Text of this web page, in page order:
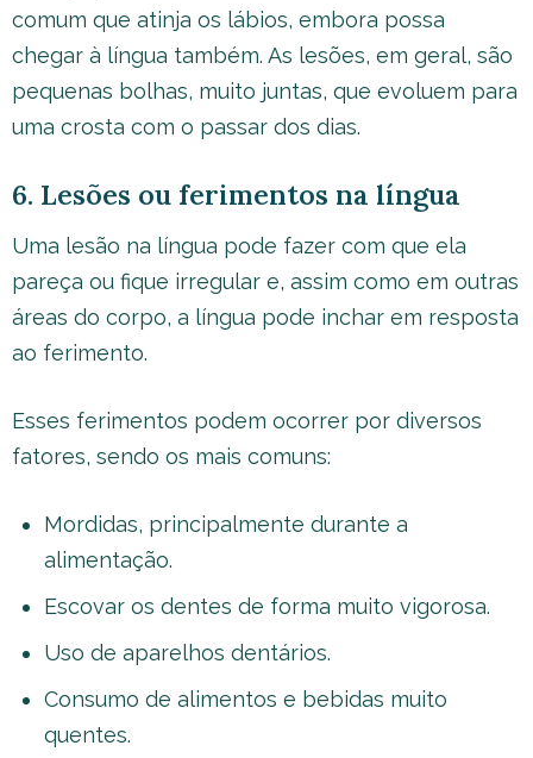
comum que atinja os lábios, embora possa
chegar à língua também. As lesões, em geral, são
pequenas bolhas, muito juntas, que evoluem para
uma crosta com o passar dos dias.
6. Lesões ou ferimentos na língua
Uma lesão na língua pode fazer com que ela
pareça ou fique irregular e, assim como em outras
áreas do corpo, a língua pode inchar em resposta
ao ferimento.
Esses ferimentos podem ocorrer por diversos
fatores, sendo os mais comuns:
Mordidas, principalmente durante a
alimentação.
Escovar os dentes de forma muito vigorosa.
Uso de aparelhos dentários.
Consumo de alimentos e bebidas muito
quentes.